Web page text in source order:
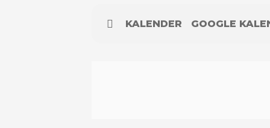
KALENDER GOOGLE